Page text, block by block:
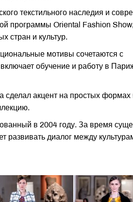
текстильного наследия и
программы Oriental Fashion Show,
стран и культур.
мотивы сочетаются с
обучение и работу в
сделал акцент на простых формах
в 2004 году. За время
развивать диалог между